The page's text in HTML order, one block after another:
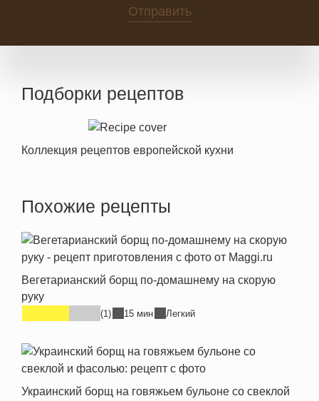
Отправить
Подборки рецептов
Коллекция рецептов европейской кухни
Похожие рецепты
Вегетарианский борщ по-домашнему на скорую
руку
(1) 15 мин Легкий
Украинский борщ на говяжьем бульоне со свеклой